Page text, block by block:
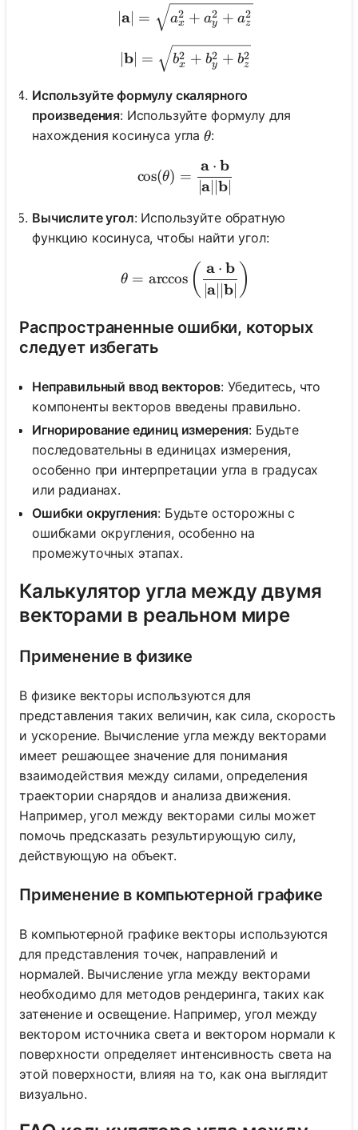
|\mathbf{a}| =
∣a∣ = ax
2 + ay
2 + az
2
|\mathbf{b}| =
b∣ = bx
2 + by
2 + bz
2
Используйте формулу скалярного
произведения: Используйте формулу для
нахождения косинуса угла \theta
θ:
\cos(\theta) =
cos(θ) =
∣a b∣
a ⋅ b
Вычислите угол: Используйте обратную
функцию косинуса, чтобы найти угол:
\theta =
θ = arccos ( ∣a∣∣b∣
a ⋅ b )
Распространенные ошибки, которых
следует избегать
Неправильный ввод векторов: Убедитесь, что
компоненты векторов введены правильно.
Игнорирование единиц измерения: Будьте
последовательны в единицах измерения,
особенно при интерпретации угла в градусах
или радианах.
Ошибки округления: Будьте осторожны с
ошибками округления, особенно на
промежуточных этапах.
Калькулятор угла между двумя
векторами в реальном мире
Применение в физике
В физике векторы используются для
представления таких величин, как сила, скорость
и ускорение. Вычисление угла между векторами
имеет решающее значение для понимания
взаимодействия между силами, определения
траектории снарядов и анализа движения.
Например, угол между векторами силы может
помочь предсказать результирующую силу,
действующую на объект.
Применение в компьютерной графике
В компьютерной графике векторы используются
для представления точек, направлений и
нормалей. Вычисление угла между векторами
необходимо для методов рендеринга, таких как
затенение и освещение. Например, угол между
вектором источника света и вектором нормали к
поверхности определяет интенсивность света на
этой поверхности, влияя на то, как она выглядит
визуально.